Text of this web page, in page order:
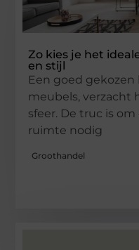
Zo kies je het
en stijl
Een goed
meubels, verzacht
sfeer. De truc is
ruimte nodig
Groothandel